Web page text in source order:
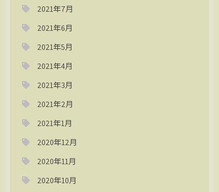
2021年7月
2021年6月
2021年5月
2021年4月
2021年3月
2021年2月
2021年1月
2020年12月
2020年11月
2020年10月